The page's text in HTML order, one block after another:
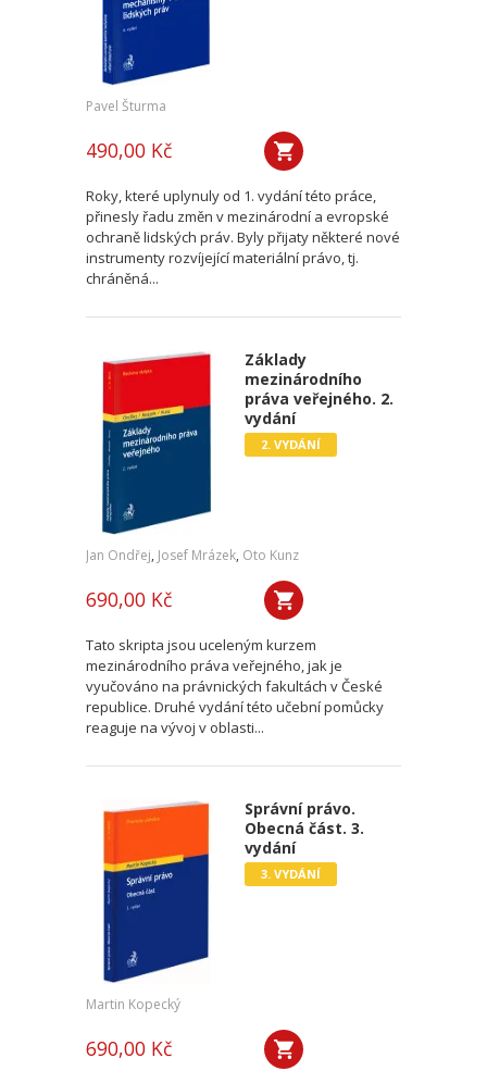
Pavel Šturma
490,00 Kč
Roky, které uplynuly od 1. vydání této práce,
přinesly řadu změn v mezinárodní a evropské
ochraně lidských práv. Byly přijaty některé nové
instrumenty rozvíjející materiální právo, tj.
chráněná...
Základy
mezinárodního
práva veřejného. 2.
vydání
2. VYDÁNÍ
Jan Ondřej, Josef Mrázek, Oto Kunz
690,00 Kč
Tato skripta jsou uceleným kurzem
mezinárodního práva veřejného, jak je
vyučováno na právnických fakultách v České
republice. Druhé vydání této učební pomůcky
reaguje na vývoj v oblasti...
Správní právo.
Obecná část. 3.
vydání
3. VYDÁNÍ
Martin Kopecký
690,00 Kč